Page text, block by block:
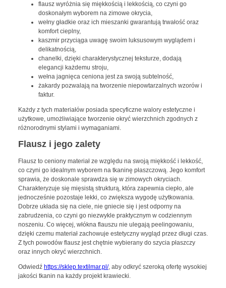
flausz wyróżnia się miękkością i lekkością, co czyni go
doskonałym wyborem na zimowe okrycia,
wełny gładkie oraz ich mieszanki gwarantują trwałość oraz
komfort cieplny,
kaszmir przyciąga uwagę swoim luksusowym wyglądem i
delikatnością,
chanelki, dzięki charakterystycznej teksturze, dodają
elegancji każdemu stroju,
wełna jagnięca ceniona jest za swoją subtelność,
żakardy pozwalają na tworzenie niepowtarzalnych wzorów i
faktur.
Każdy z tych materiałów posiada specyficzne walory estetyczne i
użytkowe, umożliwiające tworzenie okryć wierzchnich zgodnych z
różnorodnymi stylami i wymaganiami.
Flausz i jego zalety
Flausz to ceniony materiał ze względu na swoją miękkość i lekkość,
co czyni go idealnym wyborem na tkaninę płaszczową. Jego komfort
sprawia, że doskonale sprawdza się w zimowych okryciach.
Charakteryzuje się mięsistą strukturą, która zapewnia ciepło, ale
jednocześnie pozostaje lekki, co zwiększa wygodę użytkowania.
Dobrze układa się na ciele, nie gniecie się i jest odporny na
zabrudzenia, co czyni go niezwykle praktycznym w codziennym
noszeniu. Co więcej, włókna flauszu nie ulegają peelingowaniu,
dzięki czemu materiał zachowuje estetyczny wygląd przez długi czas.
Z tych powodów flausz jest chętnie wybierany do szycia płaszczy
oraz innych okryć wierzchnich.
Odwiedź https://sklep.textilmar.pl/, aby odkryć szeroką ofertę wysokiej
jakości tkanin na każdy projekt krawiecki.